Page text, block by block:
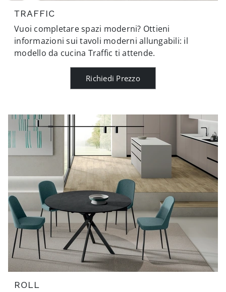
TRAFFIC
Vuoi completare spazi moderni? Ottieni
informazioni sui tavoli moderni allungabili: il
modello da cucina Traffic ti attende.
Richiedi Prezzo
ROLL